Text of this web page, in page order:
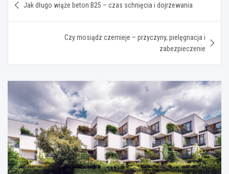
wpisu
Jak długo wiąże beton B25 – czas schnięcia i dojrzewania
Czy mosiądz czernieje – przyczyny, pielęgnacja i
zabezpieczenie